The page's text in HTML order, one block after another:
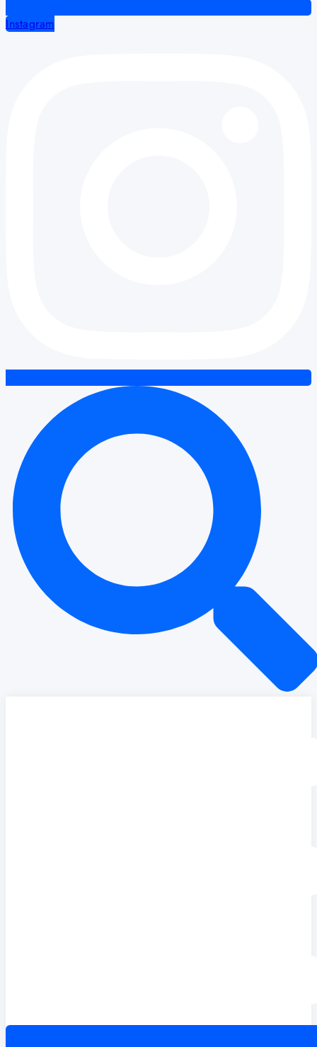
Instagram